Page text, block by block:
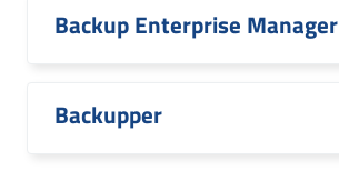
Backup Enterprise Manager
Backupper